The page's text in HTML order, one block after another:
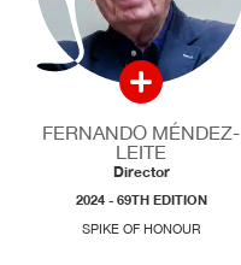
FERNANDO MÉNDEZ-
LEITE
Director
2024 - 69TH EDITION
SPIKE OF HONOUR